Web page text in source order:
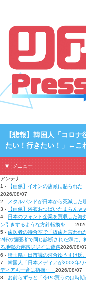
【悲報】韓国人「コロ
たい！行きたい！」←こ
メニュー
アンテナ
1 -
【画像】イオンの店頭に貼られ
2026/08/07
2 - メタルバンドが日本から死滅した
3 -
【画像】浴衣おつぱいたまらんｗ
4 - 日本のフォント企業を買収した海
ン引きするような方針転換を……
5 - 歯医者の待合室で「抜歯と言われ
2軒の歯医者で同じ診断された癖に
る地獄の迷惑ジジイに遭遇2026/08/
6 - 埼玉県戸田市議の河合ゆうすけ氏
7 - 韓国人「日本メディアが2002年
ディアも一斉に指摘‥」 2026/08/07
8 - お前らずっと「今PC買うのは時